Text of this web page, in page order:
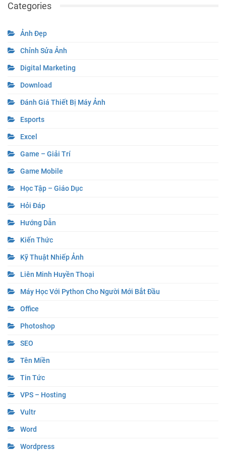
Categories
Ảnh Đẹp
Chỉnh Sửa Ảnh
Digital Marketing
Download
Đánh Giá Thiết Bị Máy Ảnh
Esports
Excel
Game – Giải Trí
Game Mobile
Học Tập – Giáo Dục
Hỏi Đáp
Hướng Dẫn
Kiến Thức
Kỹ Thuật Nhiếp Ảnh
Liên Minh Huyền Thoại
Máy Học Với Python Cho Người Mới Bắt Đầu
Office
Photoshop
SEO
Tên Miền
Tin Tức
VPS – Hosting
Vultr
Word
Wordpress